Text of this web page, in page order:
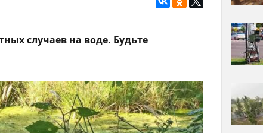
случаев на воде. Будьте